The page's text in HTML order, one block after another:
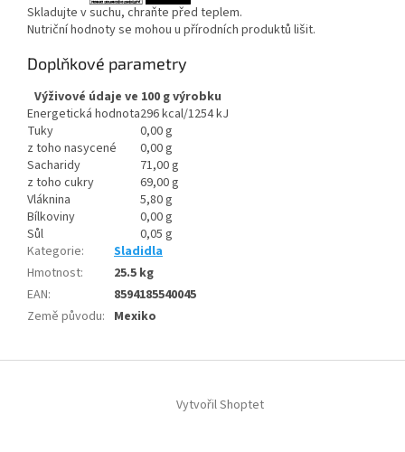
Skladujte v suchu, chraňte před teplem.
Nutriční hodnoty se mohou u přírodních produktů lišit.
Doplňkové parametry
Výživové údaje ve 100 g výrobku
Energetická hodnota296 kcal/1254 kJ
Tuky
0,00 g
z toho nasycené
0,00 g
Sacharidy
71,00 g
z toho cukry
69,00 g
Vláknina
5,80 g
Bílkoviny
0,00 g
Sůl
0,05 g
Kategorie:
Sladidla
Hmotnost:
25.5 kg
EAN:
8594185540045
Země původu: Mexiko
Vytvořil Shoptet